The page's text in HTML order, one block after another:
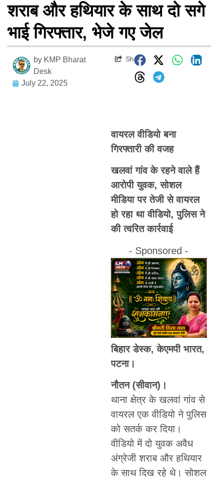
शराब और हथियार के साथ दो सगे
भाई गिरफ्तार, भेजे गए जेल
by KMP Bharat
Desk
July 22, 2025
Share
वायरल वीडियो बना
गिरफ्तारी की वजह
खलवां गांव के रहने वाले हैं
आरोपी युवक, सोशल
मीडिया पर तेजी से वायरल
हो रहा था वीडियो, पुलिस ने
की त्वरित कार्रवाई
- Sponsored -
बिहार डेस्क, केएमपी भारत,
पटना।
नौतन (सीवान)।
थाना क्षेत्र के खलवां गांव से
वायरल एक वीडियो ने पुलिस
को सतर्क कर दिया।
वीडियो में दो युवक अवैध
अंग्रेजी शराब और हथियार
के साथ दिख रहे थे। सोशल